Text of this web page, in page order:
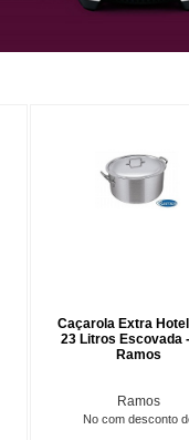
Caçarola Extra
23 Litros Escovada
Ramos
Ramos
No com desconto